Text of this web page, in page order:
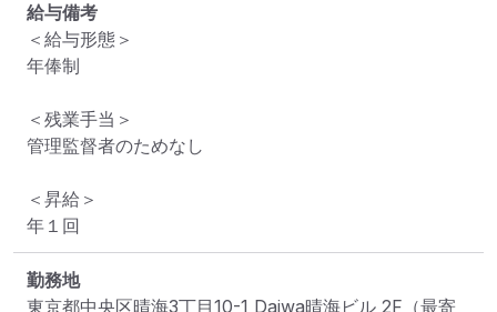
給与備考
＜給与形態＞
年俸制
＜残業手当＞
管理監督者のためなし
＜昇給＞
年１回
勤務地
東京都中央区晴海3丁目10-1 Daiwa晴海ビル 2F （最寄